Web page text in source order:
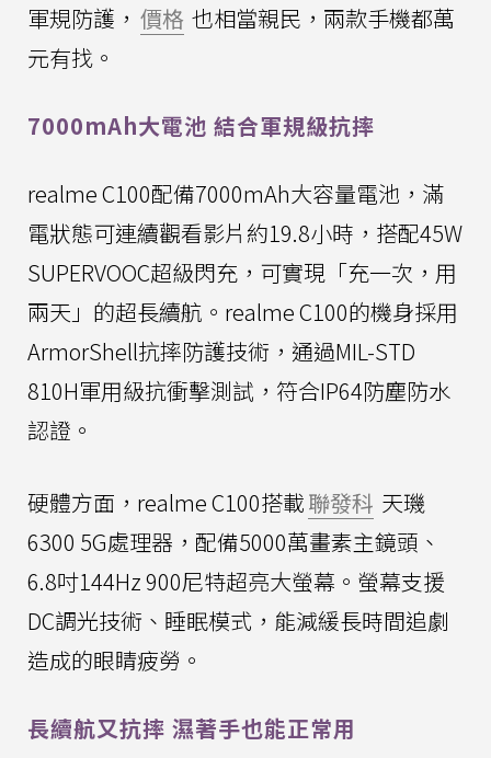
軍規防護， 價格 也相當親民，兩款手機都萬
元有找。
7000mAh大電池 結合軍規級抗摔
realme C100配備7000mAh大容量電池，滿
電狀態可連續觀看影片約19.8小時，搭配45W
SUPERVOOC超級閃充，可實現「充一次，用
兩天」的超長續航。realme C100的機身採用
ArmorShell抗摔防護技術，通過MIL-STD
810H軍用級抗衝擊測試，符合IP64防塵防水
認證。
硬體方面，realme C100搭載聯發科 天璣
6300 5G處理器，配備5000萬畫素主鏡頭、
6.8吋144Hz 900尼特超亮大螢幕。螢幕支援
DC調光技術、睡眠模式，能減緩長時間追劇
造成的眼睛疲勞。
長續航又抗摔 濕著手也能正常用